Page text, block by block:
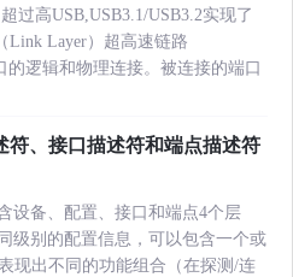
过高USB,USB3.1/USB3.2实现了
Link Layer）超高速链路
的逻辑和物理连接。被连接的端口
符、接口描述符和端点描述符
设备、配置、接口和端点4个层
级别的配置信息，可以包含一个或
现出不同的功能组合（在探测/连